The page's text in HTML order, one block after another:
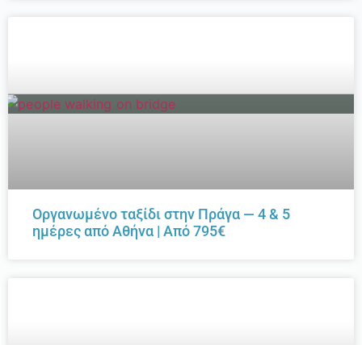
Οργανωμένο ταξίδι στην Πράγα — 4 & 5
ημέρες από Αθήνα | Από 795€